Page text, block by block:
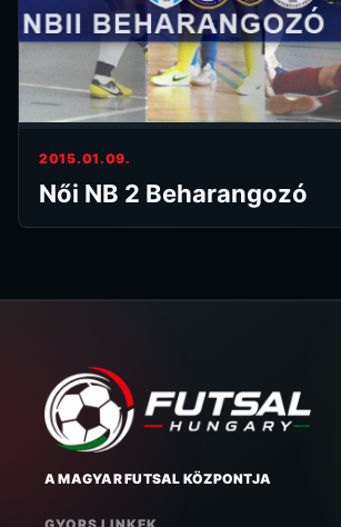
2015.01.09.
Női NB 2 Beharangozó
A MAGYAR FUTSAL KÖZPONTJA